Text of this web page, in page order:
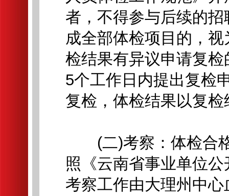
者，不得参与后续的
成全部体检项目的，
检结果有异议申请复
5个工作日内提出复检
复检，体检结果以复检
(二)考察：体检合格
照《云南省事业单位
考察工作由大理州中